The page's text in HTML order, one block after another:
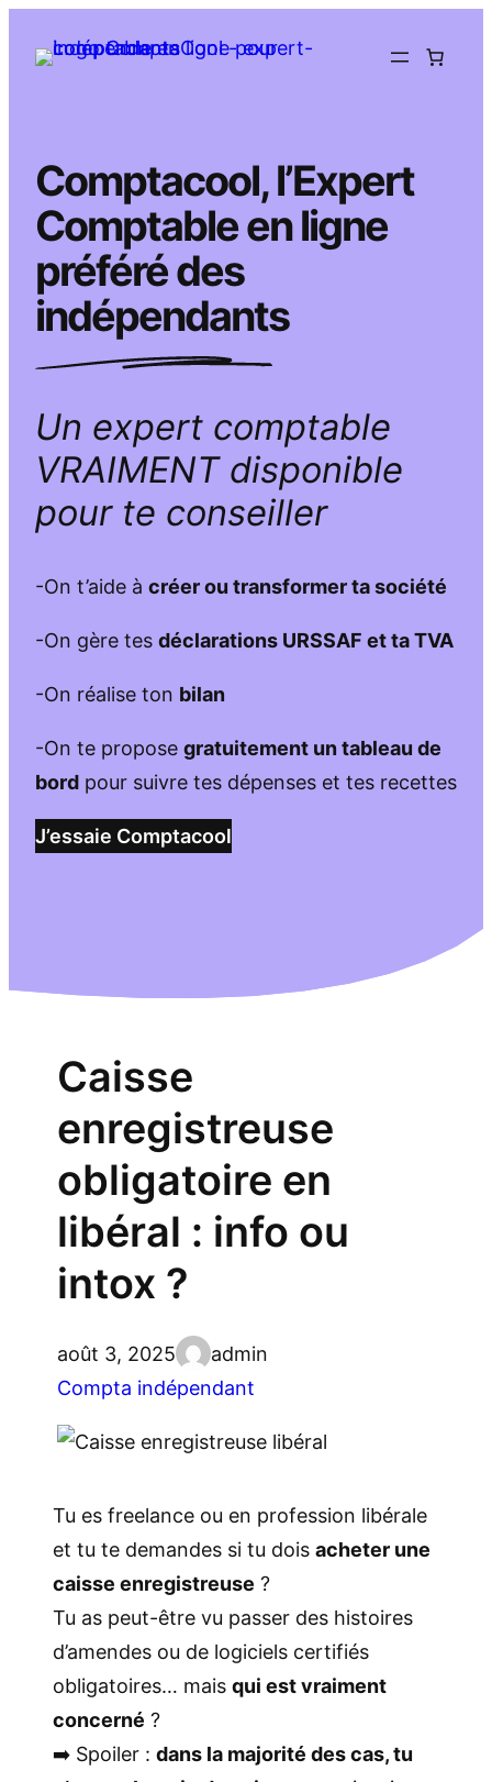
Comptacool, l’Expert
Comptable en ligne
préféré des
indépendants
Un expert comptable
VRAIMENT disponible
pour te conseiller
-On t’aide à créer ou transformer ta société
-On gère tes déclarations URSSAF et ta TVA
-On réalise ton bilan
-On te propose gratuitement un tableau de
bord pour suivre tes dépenses et tes recettes
J’essaie Comptacool
Caisse
enregistreuse
obligatoire en
libéral : info ou
intox ?
août 3, 2025
admin
Compta indépendant
Tu es freelance ou en profession libérale
et tu te demandes si tu dois acheter une
caisse enregistreuse ?
Tu as peut-être vu passer des histoires
d’amendes ou de logiciels certifiés
obligatoires… mais qui est vraiment
concerné ?
➡️ Spoiler : dans la majorité des cas, tu